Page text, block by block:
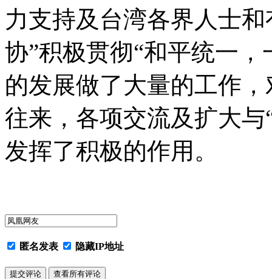
力支持及台湾各界人士
协”积极贯彻“和平统一
的发展做了大量的工作
往来，各项交流及扩大
发挥了积极的作用。
匿名发表 隐藏IP地址